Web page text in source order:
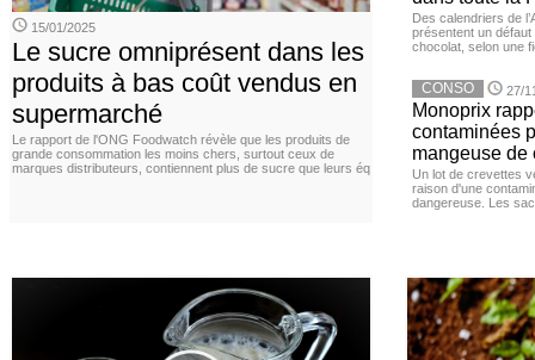
15/01/2025
Le sucre omniprésent dans les
produits à bas coût vendus en
supermarché
Le rapport de l'ONG Foodwatch révèle que les produits de
grande consommation les moins chers, surtout ceux de
marques distributeurs, contiennent plus de sucre que leurs éq
Des calendriers de
présentent un défaut
chocolat, selon une
CONSO 27/
Monoprix
contaminées
mangeuse de
Un lot de crevettes
raison d'une
dangereuse. Les